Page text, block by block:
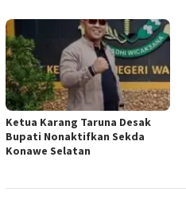
Ketua ‎Karang Taruna Desak
Bupati Nonaktifkan Sekda
Konawe Selatan